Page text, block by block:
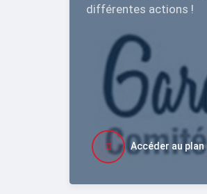
différentes actions !
Accéder au